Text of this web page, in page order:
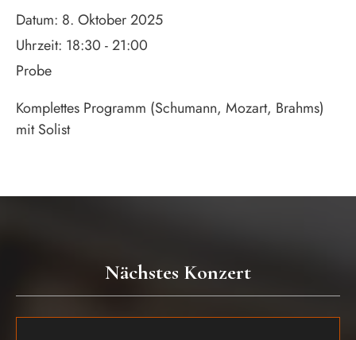
Datum: 8. Oktober 2025
Uhrzeit: 18:30 - 21:00
Probe
Komplettes Programm (Schumann, Mozart, Brahms)
mit Solist
Nächstes Konzert